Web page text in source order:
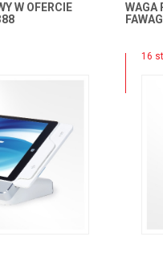
W OFERCIE
WAGA
16